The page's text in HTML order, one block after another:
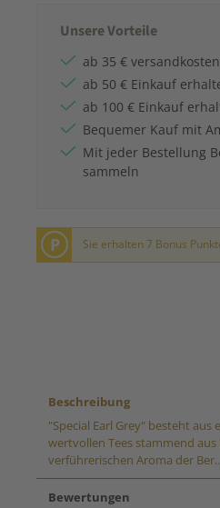
Unsere Vorteile
ab 35 €
ab 50 € Einkauf
ab 100 € Einkauf
Bequemer Kauf mit
Mit jeder Bestellung
sammeln
P Sie erhalten 7 Bonus
Beschreibung
"Special Earl Grey" besteht aus
wertvollen Tees stammend
verführerischen Aroma der
Bewertungen